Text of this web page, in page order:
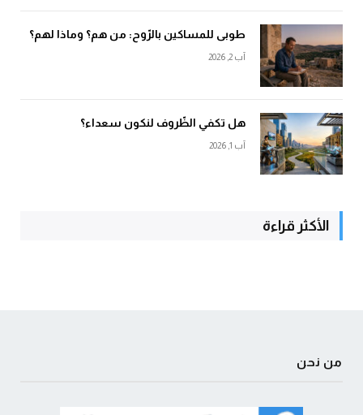
طوبى للمساكين بالرّوح: من هم؟ وماذا لهم؟
آب 2, 2026
هل تكفي الظّروف لنكون سعداء؟
آب 1, 2026
الأكثر قراءة
من نحن